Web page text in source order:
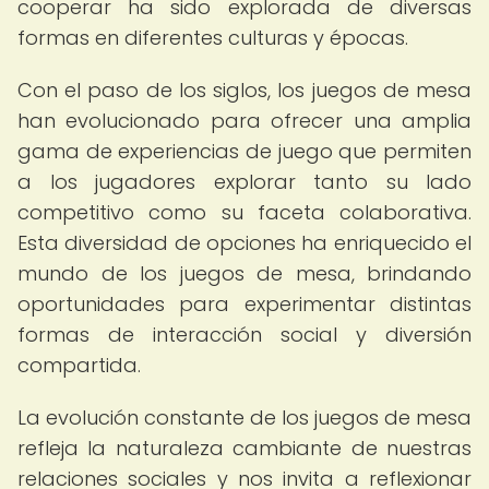
cooperar ha sido explorada de diversas
formas en diferentes culturas y épocas.
Con el paso de los siglos, los juegos de mesa
han evolucionado para ofrecer una amplia
gama de experiencias de juego que permiten
a los jugadores explorar tanto su lado
competitivo como su faceta colaborativa.
Esta diversidad de opciones ha enriquecido el
mundo de los juegos de mesa, brindando
oportunidades para experimentar distintas
formas de interacción social y diversión
compartida.
La evolución constante de los juegos de mesa
refleja la naturaleza cambiante de nuestras
relaciones sociales y nos invita a reflexionar